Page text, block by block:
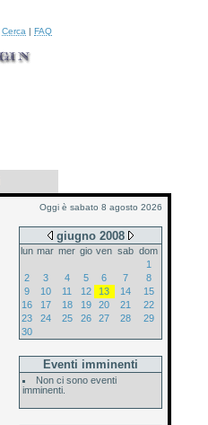
Cerca | FAQ
Oggi è sabato 8 agosto 2026
giugno 2008
lun mar mer gio ven sab dom
1
2
3 4 5 6 7
8
9
10 11 12 13 14
15
16
17 18 19 20 21
22
23
24 25 26 27 28
29
30
Eventi imminenti
Non ci sono eventi
imminenti.